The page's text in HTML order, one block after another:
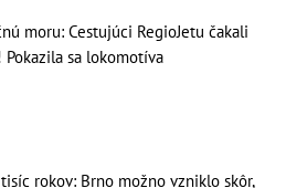
moru: Cestujúci RegioJetu čakali
sa lokomotíva
rokov: Brno možno vzniklo skôr,